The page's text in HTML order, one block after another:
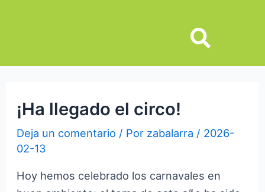
¡Ha llegado el circo!
Deja un comentario / Por zabalarra / 2026-
02-13
Hoy hemos celebrado los carnavales en